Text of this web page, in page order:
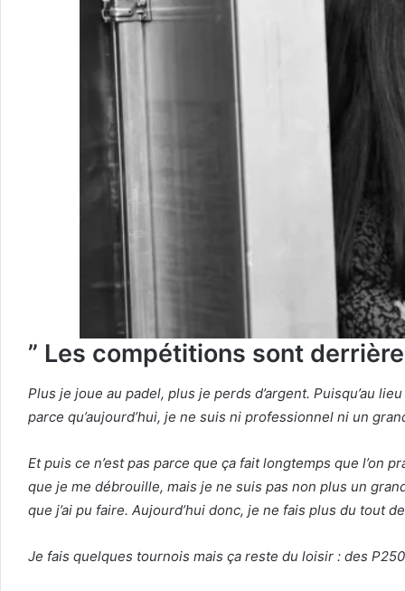
” Les compétitions sont
Plus je joue au padel, plus je perds d’argent. Puisqu’au
parce qu’aujourd’hui, je ne suis ni professionnel ni un
Et puis ce n’est pas parce que ça fait longtemps que l’on
que je me débrouille, mais je ne suis pas non plus un
que j’ai pu faire. Aujourd’hui donc, je ne fais plus du tout
Je fais quelques tournois mais ça reste du loisir : des